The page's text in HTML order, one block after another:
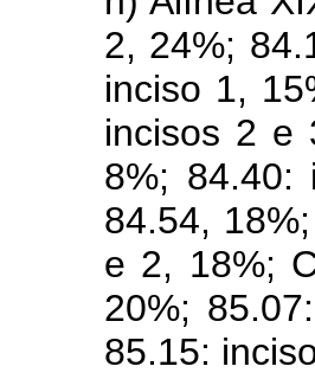
2, 24%;
inciso 1,
incisos 2 e
8%;
84.54,
e 2, 18%;
20%;
85.15: